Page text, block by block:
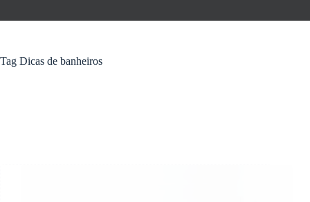
Tag Dicas de banheiros